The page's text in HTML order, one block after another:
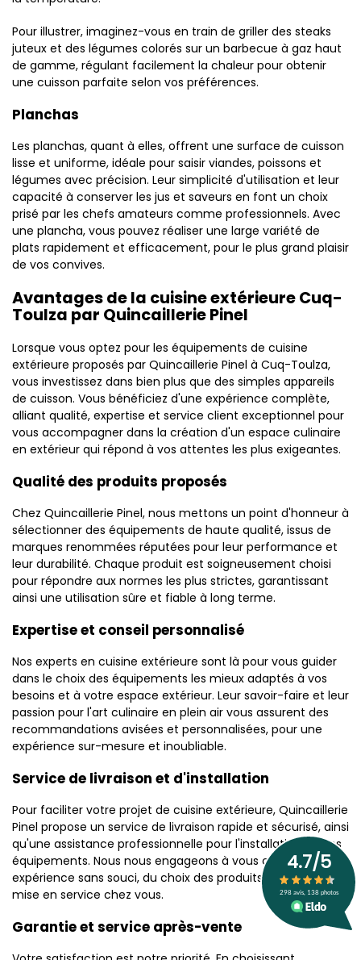
Pour illustrer, imaginez-vous en train de griller des steaks
juteux et des légumes colorés sur un barbecue à gaz haut
de gamme, régulant facilement la chaleur pour obtenir
une cuisson parfaite selon vos préférences.
Planchas
Les planchas, quant à elles, offrent une surface de cuisson
lisse et uniforme, idéale pour saisir viandes, poissons et
légumes avec précision. Leur simplicité d'utilisation et leur
capacité à conserver les jus et saveurs en font un choix
prisé par les chefs amateurs comme professionnels. Avec
une plancha, vous pouvez réaliser une large variété de
plats rapidement et efficacement, pour le plus grand plaisir
de vos convives.
Avantages de la cuisine extérieure Cuq-
Toulza par Quincaillerie Pinel
Lorsque vous optez pour les équipements de cuisine
extérieure proposés par Quincaillerie Pinel à Cuq-Toulza,
vous investissez dans bien plus que des simples appareils
de cuisson. Vous bénéficiez d'une expérience complète,
alliant qualité, expertise et service client exceptionnel pour
vous accompagner dans la création d'un espace culinaire
en extérieur qui répond à vos attentes les plus exigeantes.
Qualité des produits proposés
Chez Quincaillerie Pinel, nous mettons un point d'honneur à
sélectionner des équipements de haute qualité, issus de
marques renommées réputées pour leur performance et
leur durabilité. Chaque produit est soigneusement choisi
pour répondre aux normes les plus strictes, garantissant
ainsi une utilisation sûre et fiable à long terme.
Expertise et conseil personnalisé
Nos experts en cuisine extérieure sont là pour vous guider
dans le choix des équipements les mieux adaptés à vos
besoins et à votre espace extérieur. Leur savoir-faire et leur
passion pour l'art culinaire en plein air vous assurent des
recommandations avisées et personnalisées, pour une
expérience sur-mesure et inoubliable.
Service de livraison et d'installation
Pour faciliter votre projet de cuisine extérieure, Quincaillerie
Pinel propose un service de livraison rapide et sécurisé, ainsi
qu'une assistance professionnelle pour l'installation de vos
équipements. Nous nous engageons à vous offrir une
expérience sans souci, du choix des produits jusqu'à leur
mise en service chez vous.
Garantie et service après-vente